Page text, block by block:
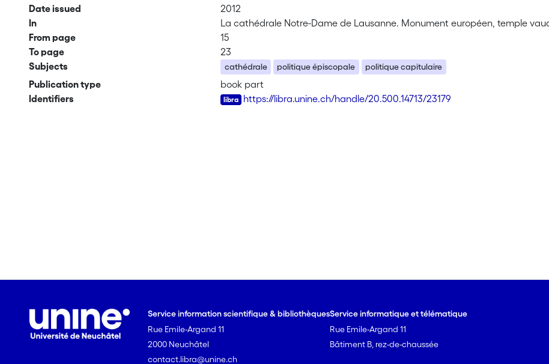
Date issued
2012
In
La cathédrale Notre-Dame de Lausanne. Monument européen, temple
From page
15
To page
23
Subjects
cathédrale politique épiscopale politique capitulaire
Publication type
book part
Identifiers
https://libra.unine.ch/handle/20.500.14713/23179
Service information scientifique & bibliothèques
Rue Emile-Argand 11
2000 Neuchâtel
contact.libra@unine.ch
Service informatique et télématique
Rue Emile-Argand 11
Bâtiment B, rez-de-chaussée